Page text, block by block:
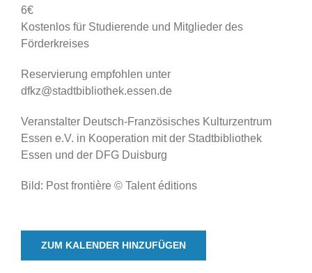
6€
Kostenlos für Studierende und Mitglieder des
Förderkreises
Reservierung empfohlen unter
dfkz@stadtbibliothek.essen.de
Veranstalter Deutsch-Französisches Kulturzentrum
Essen e.V. in Kooperation mit der Stadtbibliothek
Essen und der DFG Duisburg
Bild: Post frontière © Talent éditions
ZUM KALENDER HINZUFÜGEN